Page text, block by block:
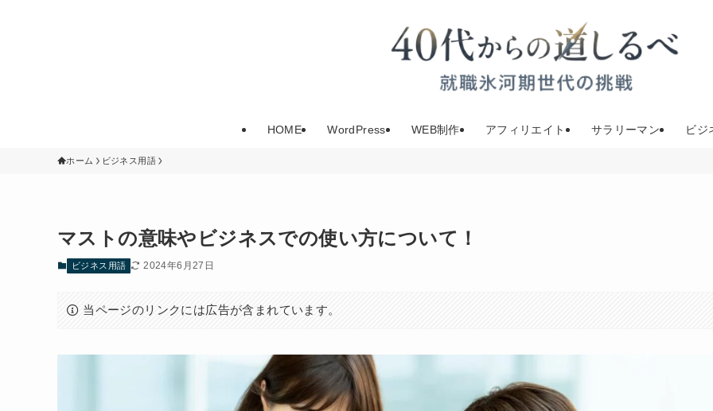
HOME WordPress WEB制作 アフィリエイト サラリーマン ビジ
ホーム ビジネス用語
マストの意味やビジネスでの使い方について！
ビジネス用語 2024年6月27日
当ページのリンクには広告が含まれています。